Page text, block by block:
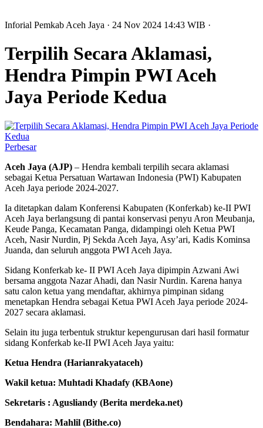
Inforial Pemkab Aceh Jaya · 24 Nov 2024 14:43 WIB ·
Terpilih Secara Aklamasi,
Hendra Pimpin PWI Aceh
Jaya Periode Kedua
Perbesar
Aceh Jaya (AJP) – Hendra kembali terpilih secara aklamasi
sebagai Ketua Persatuan Wartawan Indonesia (PWI) Kabupaten
Aceh Jaya periode 2024-2027.
Ia ditetapkan dalam Konferensi Kabupaten (Konferkab) ke-II PWI
Aceh Jaya berlangsung di pantai konservasi penyu Aron Meubanja,
Keude Panga, Kecamatan Panga, didampingi oleh Ketua PWI
Aceh, Nasir Nurdin, Pj Sekda Aceh Jaya, Asy’ari, Kadis Kominsa
Juanda, dan seluruh anggota PWI Aceh Jaya.
Sidang Konferkab ke- II PWI Aceh Jaya dipimpin Azwani Awi
bersama anggota Nazar Ahadi, dan Nasir Nurdin. Karena hanya
satu calon ketua yang mendaftar, akhirnya pimpinan sidang
menetapkan Hendra sebagai Ketua PWI Aceh Jaya periode 2024-
2027 secara aklamasi.
Selain itu juga terbentuk struktur kepengurusan dari hasil formatur
sidang Konferkab ke-II PWI Aceh Jaya yaitu:
Ketua Hendra (Harianrakyataceh)
Wakil ketua: Muhtadi Khadafy (KBAone)
Sekretaris : Agusliandy (Berita merdeka.net)
Bendahara: Mahlil (Bithe.co)